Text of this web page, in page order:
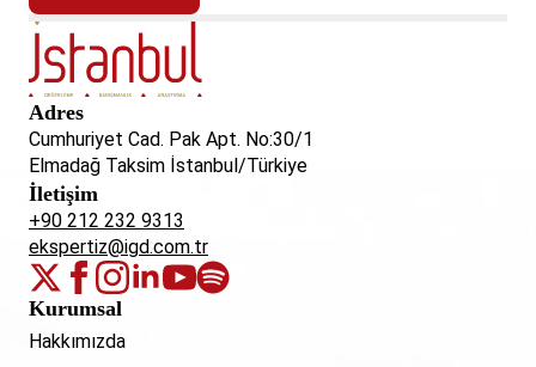
Adres
Cumhuriyet Cad. Pak Apt. No:30/1
Elmadağ Taksim İstanbul/Türkiye
İletişim
+90 212 232 9313
ekspertiz@igd.com.tr
Kurumsal
Hakkımızda